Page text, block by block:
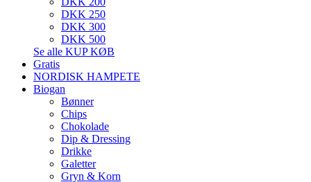
DKK 250
DKK 300
DKK 500
Se alle KUP KØB
Gratis
NORDISK HAMPETE
Biogan
Bønner
Chips
Chokolade
Dip & Dressing
Drikke
Galetter
Gryn & Korn